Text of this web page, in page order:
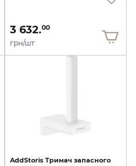
3 632.00
грн/шт
AddStoris Тримач запасного